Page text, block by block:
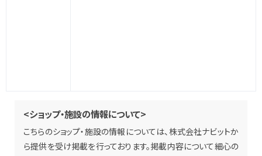
<ショップ・施設の情報について>
こちらのショップ・施設の情報については、株式会社ナビットか
ら提供を受け掲載を行っております。掲載内容について細心の